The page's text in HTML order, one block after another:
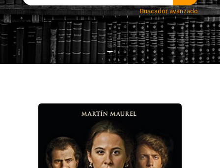
Buscador avanzado